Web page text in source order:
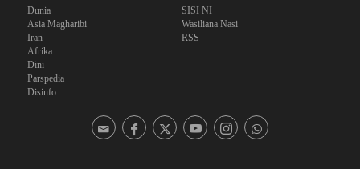
Dunia
Asia Magharibi
Iran
Afrika
Dini
Parspedia
Disinfo
SISI NI
Wasiliana Nasi
RSS